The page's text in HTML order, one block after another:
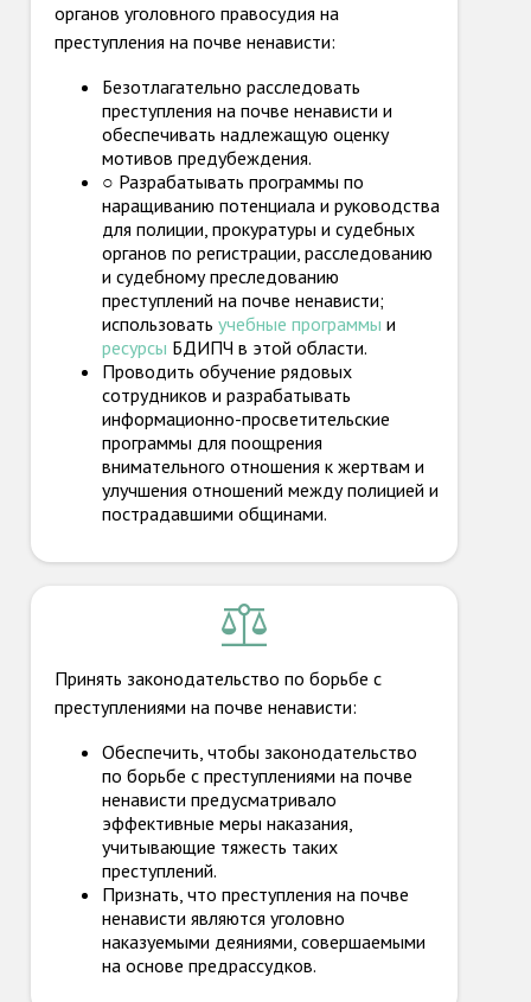
органов уголовного правосудия на
преступления на почве ненависти:
Безотлагательно расследовать
преступления на почве ненависти и
обеспечивать надлежащую оценку
мотивов предубеждения.
○ Разрабатывать программы по
наращиванию потенциала и руководства
для полиции, прокуратуры и судебных
органов по регистрации, расследованию
и судебному преследованию
преступлений на почве ненависти;
использовать учебные программы и
ресурсы БДИПЧ в этой области.
Проводить обучение рядовых
сотрудников и разрабатывать
информационно-просветительские
программы для поощрения
внимательного отношения к жертвам и
улучшения отношений между полицией и
пострадавшими общинами.
Принять законодательство по борьбе с
преступлениями на почве ненависти:
Обеспечить, чтобы законодательство
по борьбе с преступлениями на почве
ненависти предусматривало
эффективные меры наказания,
учитывающие тяжесть таких
преступлений.
Признать, что преступления на почве
ненависти являются уголовно
наказуемыми деяниями, совершаемыми
на основе предрассудков.